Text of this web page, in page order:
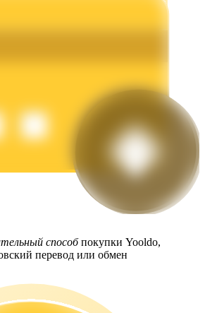
награды ежедневно
и мгновенный доступ
способпокупки Yooldo,
перевод или обмен